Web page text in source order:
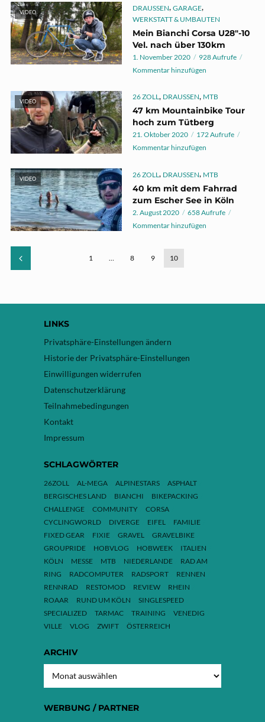
VIDEO
DRAUSSEN, GARAGE,
WERKSTATT & UMBAUTEN
Mein Bianchi Corsa U28″-10
Vel. nach über 130km
1. November 2020
928 Aufrufe
Kommentar hinzufügen
VIDEO
26 ZOLL, DRAUSSEN, MTB
47 km Mountainbike Tour
hoch zum Tütberg
21. Oktober 2020
172 Aufrufe
Kommentar hinzufügen
VIDEO
26 ZOLL , DRAUSSEN, MTB
40 km mit dem Fahrrad
zum Escher See in Köln
2. August 2020
658 Aufrufe
Kommentar hinzufügen
1 … 8 9 10
LINKS
Privatsphäre-Einstellungen ändern
Historie der Privatsphäre-Einstellungen
Einwilligungen widerrufen
Datenschutzerklärung
Teilnahmebedingungen
Kontakt
Impressum
SCHLAGWÖRTER
26ZOLL AL-MEGA ALPINESTARS
ASPHALT
BERGISCHES LAND
BIANCHI
BIKEPACKING
CHALLENGE
COMMUNITY
CORSA
CYCLINGWORLD
DIVERGE EIFEL
FAMILIE
FIXED GEAR
FIXIE GRAVEL
GRAVELBIKE
GROUPRIDE
HOBVLOG HOBWEEK
ITALIEN
KÖLN
MESSE MTB NIEDERLANDE
RAD AM
RING
RADCOMPUTER RADSPORT
RENNEN
RENNRAD
RESTOMOD REVIEW
RHEIN
ROAAR
RUND UM KÖLN
SINGLESPEED
SPECIALIZED
TARMAC TRAINING
VENEDIG
VILLE
VLOG ZWIFT ÖSTERREICH
ARCHIV
WERBUNG / PARTNER